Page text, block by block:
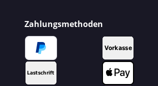
Zahlungsmethoden